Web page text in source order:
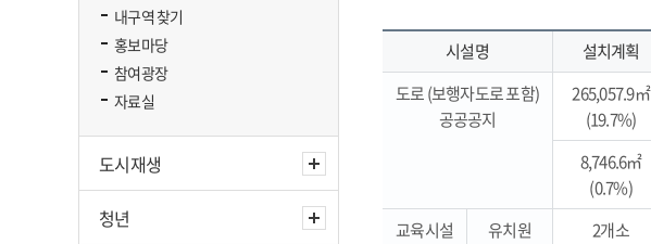
내구역 찾기
홍보마당
참여광장
자료실
도시재생
청년
시설명 설치계획
도로 (보행자도로 포함)
공공공지
265,057.9㎡
(19.7%)
8,746.6㎡
(0.7%)
교육시설 유치원 2개소